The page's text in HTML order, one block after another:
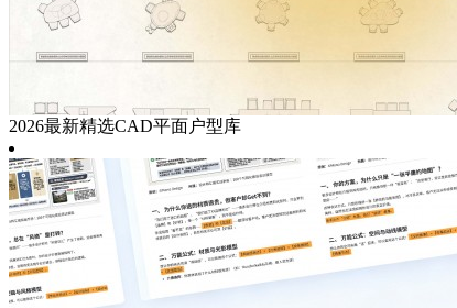
2026最新精选CAD平面户型库